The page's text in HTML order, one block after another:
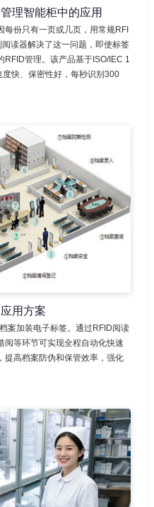
理智能柜中的应用
份只有一页或几页，用常规RFI
读器解决了这一问题，即使标签
管理。该产品基于ISO/IEC 1
快、保密性好，每秒识别300
用方案
案加装电子标签。通过RFID阅读
阅等环节可实现全程自动化快速
提高档案防伪和保管效率，强化